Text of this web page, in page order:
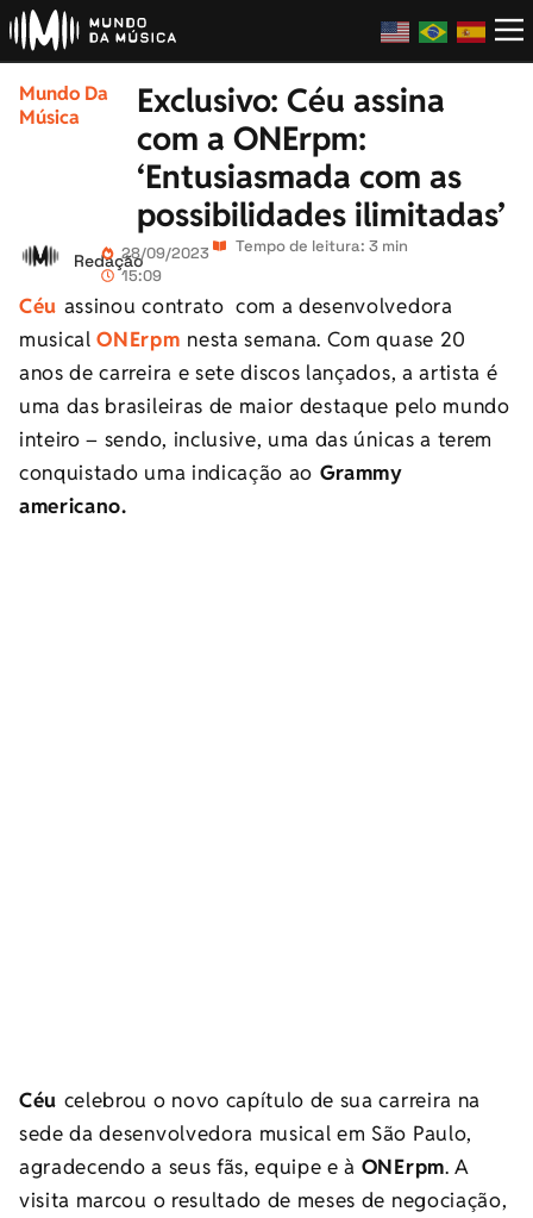
Mundo Da
Música
Exclusivo: Céu assina
com a ONErpm:
‘Entusiasmada com as
possibilidades ilimitadas’
Redação28/09/2023
15:09
Tempo de leitura: 3 min
Céu assinou contrato com a desenvolvedora
musicalONErpm nesta semana. Com quase 20
anos de carreira e sete discos lançados, a artista é
uma das brasileiras de maior destaque pelo mundo
inteiro – sendo, inclusive, uma das únicas a terem
conquistado uma indicação ao Grammy
americano.
Céu celebrou o novo capítulo de sua carreira na
sede da desenvolvedora musical em São Paulo,
agradecendo a seus fãs, equipe e à ONErpm. A
visita marcou o resultado de meses de negociação,